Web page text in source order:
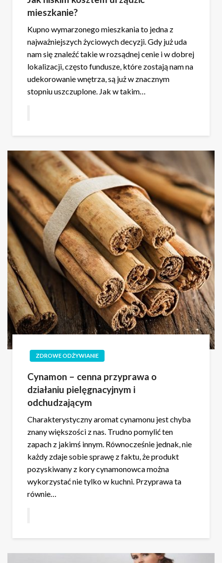
mieszkanie?
Kupno wymarzonego mieszkania to jedna z
najważniejszych życiowych decyzji. Gdy już uda
nam się znaleźć takie w rozsądnej cenie i w dobrej
lokalizacji, często fundusze, które zostają nam na
udekorowanie wnętrza, są już w znacznym
stopniu uszczuplone. Jak w takim…
ZDROWE ODŻYWIANIE
Cynamon – cenna przyprawa o
działaniu pielęgnacyjnym i
odchudzającym
Charakterystyczny aromat cynamonu jest chyba
znany większości z nas. Trudno pomylić ten
zapach z jakimś innym. Równocześnie jednak, nie
każdy zdaje sobie sprawę z faktu, że produkt
pozyskiwany z kory cynamonowca można
wykorzystać nie tylko w kuchni. Przyprawa ta
równie…